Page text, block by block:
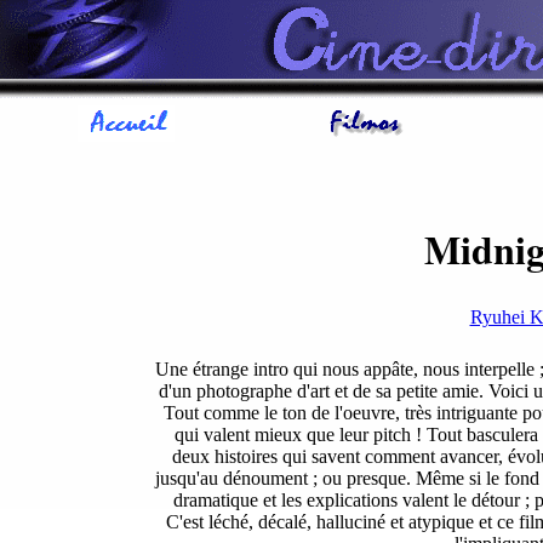
Ryuhei
Une étrange intro qui nous appâte, nous
d'un photographe d'art et de sa petite amie. Voici
Tout comme le ton de l'oeuvre, très intriguante
qui valent mieux que leur pitch ! Tout basculera
deux histoires qui savent comment avancer,
jusqu'au dénoument ; ou presque. Même si le
dramatique et les explications valent le détour ;
C'est léché, décalé, halluciné et atypique et ce